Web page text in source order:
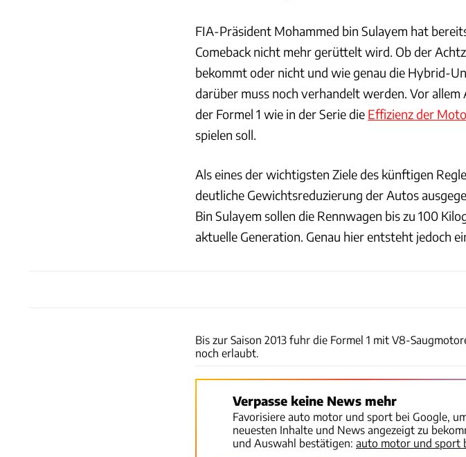
FIA-Präsident Mohammed bin Sulayem hat
Comeback nicht mehr gerüttelt wird. Ob der
bekommt oder nicht und wie genau die Hybrid-
darüber muss noch verhandelt werden. Vor allem
der Formel 1 wie in der Serie die Effizienz der
spielen soll.
Als eines der wichtigsten Ziele des künftigen
deutliche Gewichtsreduzierung der Autos
Bin Sulayem sollen die Rennwagen bis zu 100
aktuelle Generation. Genau hier entsteht jedoch
Bis zur Saison 2013 fuhr die Formel 1 mit V8-
noch erlaubt.
Verpasse keine News mehr
Favorisiere auto motor und sport bei Google,
neuesten Inhalte und News angezeigt zu
und Auswahl bestätigen: auto motor und sport